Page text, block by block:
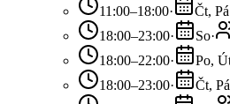
11:00–18:00· Čt, Pá
18:00–23:00· So·
18:00–22:00· Po,
18:00–23:00· Čt, Pá